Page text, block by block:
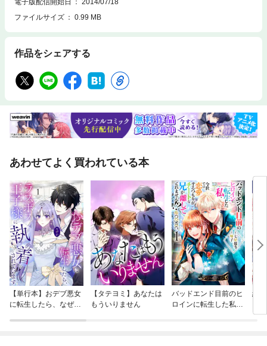
電子版配信開始日
2014/07/18
ファイルサイズ
0.99 MB
作品をシェアする
あわせてよく買われている本
【単行本】おデブ悪女
に転生したら、なぜか
【タテヨミ】あなたは
もういりません
バッドエンド目前のヒ
ロインに転生した私、
結